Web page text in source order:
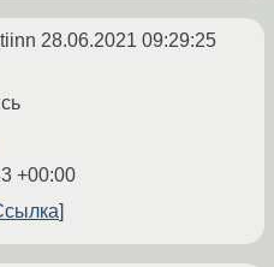
28.06.2021 09:29:25
+00:00